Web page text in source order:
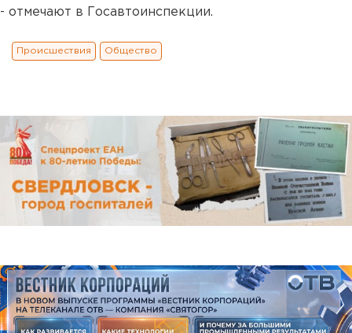
- отмечают в Госавтоинспекции.
Происшествия Общество